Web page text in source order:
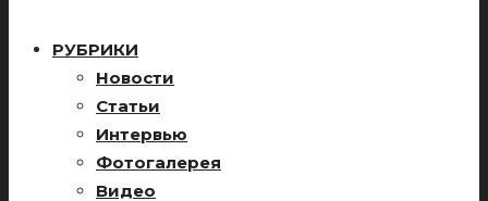
РУБРИКИ
Новости
Статьи
Интервью
Фотогалерея
Видео